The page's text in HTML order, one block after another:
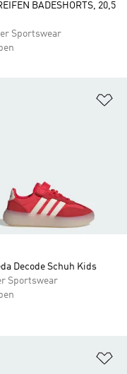
BADESHORTS, 20,5
Sportswear
Decode Schuh Kids
Sportswear